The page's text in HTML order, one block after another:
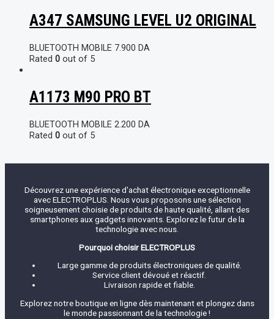
A347 SAMSUNG LEVEL U2 ORIGINAL
BLUETOOTH MOBILE 7.900 DA
Rated 0 out of 5
A1173 M90 PRO BT
BLUETOOTH MOBILE 2.200 DA
Rated 0 out of 5
Découvrez une expérience d'achat électronique exceptionnelle
avec ELECTROPLUS. Nous vous proposons une sélection
soigneusement choisie de produits de haute qualité, allant des
smartphones aux gadgets innovants. Explorez le futur de la
technologie avec nous.
Pourquoi choisir ELECTROPLUS
Large gamme de produits électroniques de qualité.
Service client dévoué et réactif.
Livraison rapide et fiable.
Explorez notre boutique en ligne dès maintenant et plongez dans
le monde passionnant de la technologie !